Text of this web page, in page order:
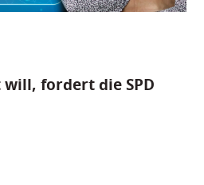
fordert die SPD